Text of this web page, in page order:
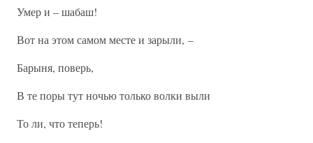
Умер и – шабаш!
Вот на этом самом месте и зарыли, –
Барыня, поверь,
В те поры тут ночью только волки выли
То ли, что теперь!